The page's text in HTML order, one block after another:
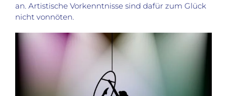
an. Artistische Vorkenntnisse sind dafür zum Glück
nicht vonnöten.